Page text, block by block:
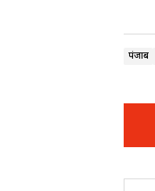
पंजाब